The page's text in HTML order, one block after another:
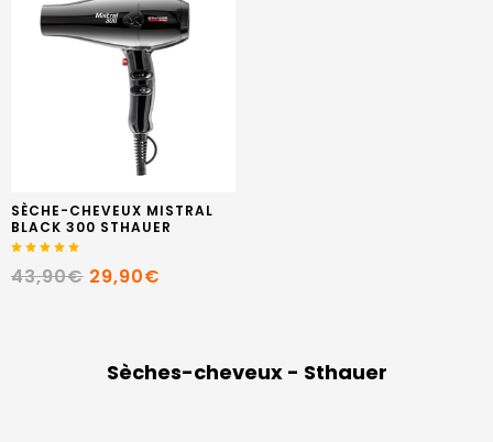
SÈCHE-CHEVEUX MISTRAL
BLACK 300 STHAUER
43,90€ 29,90€
Sèches-cheveux - Sthauer